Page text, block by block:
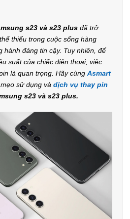
s23 và s23 plus đã trở
thiếu trong cuộc sống hàng
hành đáng tin cậy. Tuy nhiên, để
suất của chiếc điện thoại, việc
là quan trọng. Hãy cùng Asmart
sử dụng và dịch vụ thay pin
s23 và s23 plus.